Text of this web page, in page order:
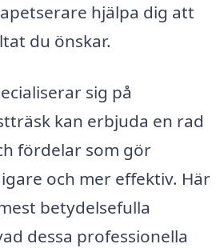
hjälpa dig att
du önskar.
sig på
kan erbjuda en rad
fördelar som gör
och mer effektiv. Här
betydelsefulla
dessa professionella